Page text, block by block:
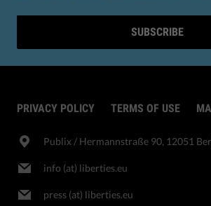
SUBSCRIBE
PRIVACY POLICY TERMS OF USE
Publix​ / Hermannstraße 90, 12051
info (at) liberties.eu
press (at) liberties.eu